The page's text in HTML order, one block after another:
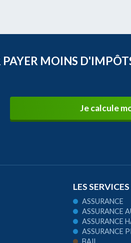
MOINS
Je calcule
LES SERVICES
ASSURANCE
ASSURANCE
ASSURANCE
ASSURANCE